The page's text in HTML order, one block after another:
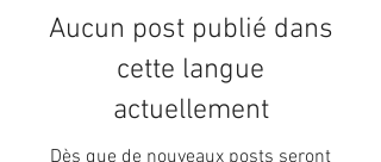
Aucun post publié dans
cette langue
actuellement
Dès que de nouveaux posts seront